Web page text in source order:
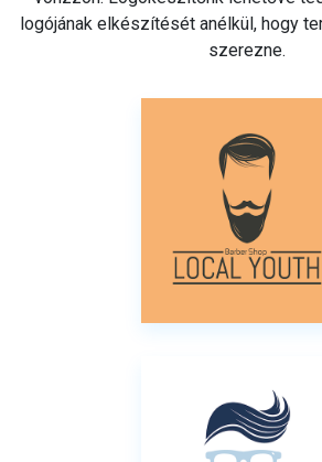
logójának elkészítését anélkül, hogy
szerezne.